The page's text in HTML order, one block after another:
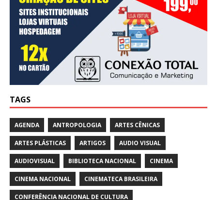
TAGS
AGENDA ANTROPOLOGIA ARTES CÊNICAS
ARTES PLÁSTICAS ARTIGOS AUDIO VISUAL
AUDIOVISUAL BIBLIOTECA NACIONAL CINEMA
CINEMA NACIONAL CINEMATECA BRASILEIRA
CONFERÊNCIA NACIONAL DE CULTURA